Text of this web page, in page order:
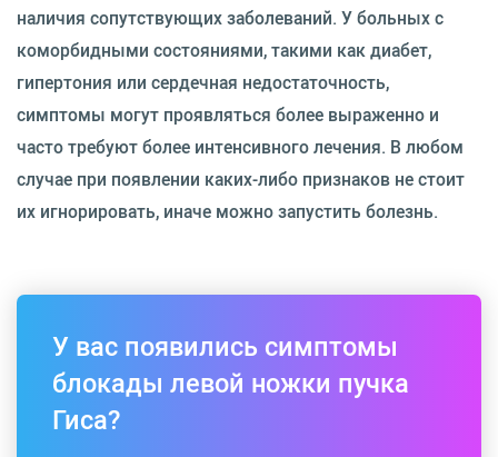
наличия сопутствующих заболеваний. У больных с
коморбидными состояниями, такими как диабет,
гипертония или сердечная недостаточность,
симптомы могут проявляться более выраженно и
часто требуют более интенсивного лечения. В любом
случае при появлении каких-либо признаков не стоит
их игнорировать, иначе можно запустить болезнь.
У вас появились симптомы
блокады левой ножки пучка
Гиса?